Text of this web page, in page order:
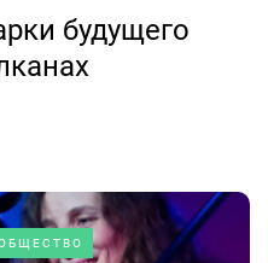
будущего